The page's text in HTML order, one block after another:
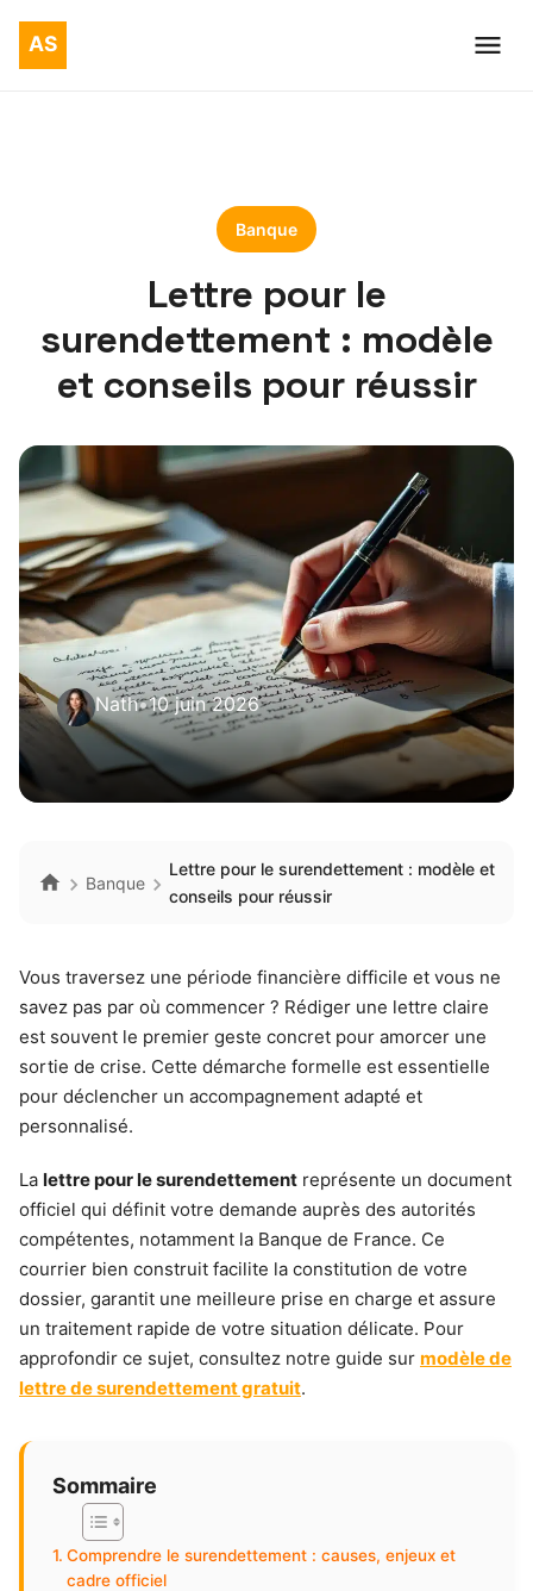
Banque
Lettre pour le
surendettement : modèle
et conseils pour réussir
Nath•10 juin 2026
Banque
Lettre pour le surendettement : modèle et
conseils pour réussir
Vous traversez une période financière difficile et vous ne
savez pas par où commencer ? Rédiger une lettre claire
est souvent le premier geste concret pour amorcer une
sortie de crise. Cette démarche formelle est essentielle
pour déclencher un accompagnement adapté et
personnalisé.
La lettre pour le surendettement représente un document
officiel qui définit votre demande auprès des autorités
compétentes, notamment la Banque de France. Ce
courrier bien construit facilite la constitution de votre
dossier, garantit une meilleure prise en charge et assure
un traitement rapide de votre situation délicate. Pour
approfondir ce sujet, consultez notre guide sur modèle de
lettre de surendettement gratuit.
Sommaire
Comprendre le surendettement : causes, enjeux et
cadre officiel